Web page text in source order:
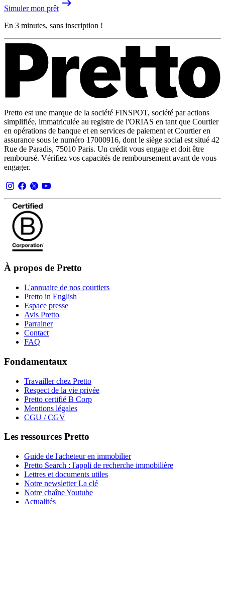
Simuler mon prêt
En 3 minutes, sans inscription !
Pretto est une marque de la société FINSPOT, société par actions
simplifiée, immatriculée au registre de l'ORIAS en tant que Courtier
en opérations de banque et en services de paiement et Courtier en
assurance sous le numéro 17000916, dont le siège social est situé 42
Rue de Paradis, 75010 Paris. Un crédit vous engage et doit être
remboursé. Vérifiez vos capacités de remboursement avant de vous
engager.
À propos de Pretto
L'annuaire de nos courtiers
Pretto in English
Espace presse
Avis Pretto
Parrainer
Contact
FAQ
Fondamentaux
Travailler chez Pretto
Respect de la vie privée
Pretto certifié B Corp
Mentions légales
CGU / CGV
Les ressources Pretto
Guide de l'acheteur en immobilier
Pretto Search : l'appli de recherche immobilière
Lettres et documents utiles
Notre newsletter La clé
Notre chaîne Youtube
Actualités